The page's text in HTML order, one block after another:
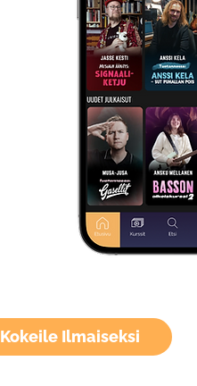
Kokeile Ilmaiseksi